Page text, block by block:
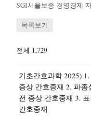
SGI서울보증 경영경제
목록보기
전체 1,729
기초간호과학 2025)
증상 간호중재 2. 파
전 증상 간호중재 3.
간호중재